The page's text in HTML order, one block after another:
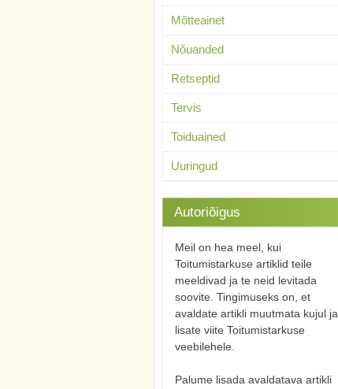
Mõtteainet
Nõuanded
Retseptid
Tervis
Toiduained
Uuringud
Autoriõigus
Meil on hea meel, kui
Toitumistarkuse artiklid teile
meeldivad ja te neid levitada
soovite. Tingimuseks on, et
avaldate artikli muutmata kujul ja
lisate viite Toitumistarkuse
veebilehele.
Palume lisada avaldatava artikli